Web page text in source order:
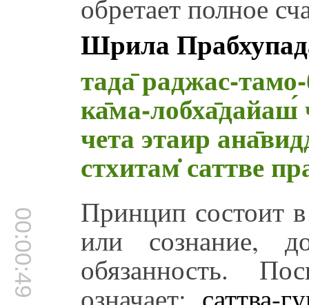
обретает полное
Шрила
тада̄ раджас-
ка̄ма-лобха̄дайаш́
чета этаир
стхитам̇ саттве
00:00:49 Принцип состоит
или сознание,
обязанность.